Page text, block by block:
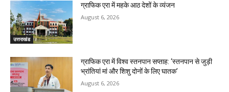
उत्तराखंड
ग्राफिक एरा में महके आठ देशों के व्यंजन
August 6, 2026
ग्राफिक एरा में विश्व स्तनपान सप्ताह: ‘स्तनपान से जुड़ी
भ्रांतियां मां और शिशु दोनों के लिए घातक’
August 6, 2026